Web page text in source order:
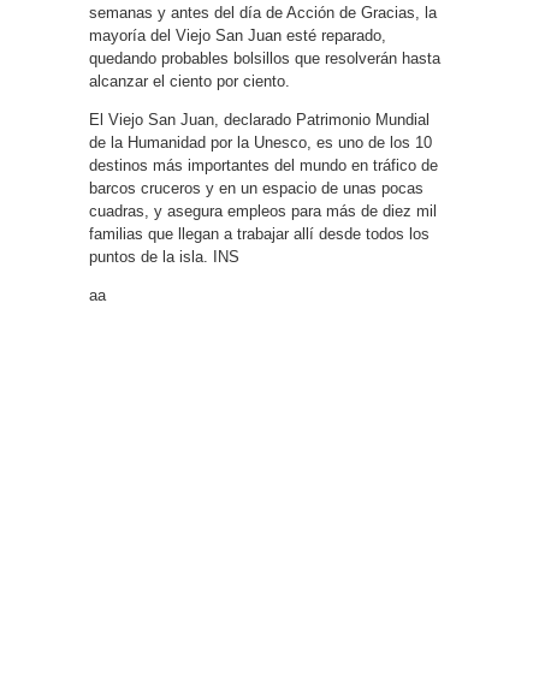
semanas y antes del día de Acción de Gracias, la
mayoría del Viejo San Juan esté reparado,
quedando probables bolsillos que resolverán hasta
alcanzar el ciento por ciento.
El Viejo San Juan, declarado Patrimonio Mundial
de la Humanidad por la Unesco, es uno de los 10
destinos más importantes del mundo en tráfico de
barcos cruceros y en un espacio de unas pocas
cuadras, y asegura empleos para más de diez mil
familias que llegan a trabajar allí desde todos los
puntos de la isla. INS
aa